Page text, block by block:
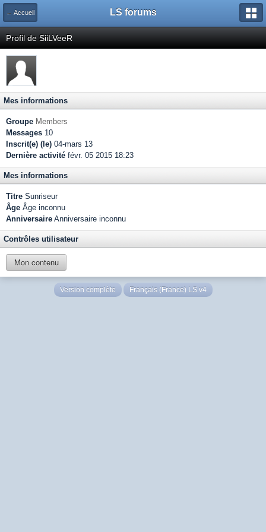
← Accueil LS forums
Profil de SiiLVeeR
Mes informations
Groupe Members
Messages 10
Inscrit(e) (le) 04-mars 13
Dernière activité févr. 05 2015 18:23
Mes informations
Titre Sunriseur
Âge Âge inconnu
Anniversaire Anniversaire inconnu
Contrôles utilisateur
Mon contenu
Version complète Français (France) LS v4